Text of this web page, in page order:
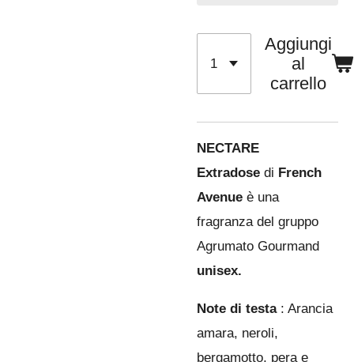
Aggiungi
al
carrello
NECTARE
Extradose di French
Avenue è una
fragranza del gruppo
Agrumato Gourmand
unisex.
Note di testa: Arancia
amara, neroli,
bergamotto, pera e